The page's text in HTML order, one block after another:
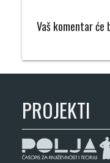
Vaš komentar
PROJEKTI